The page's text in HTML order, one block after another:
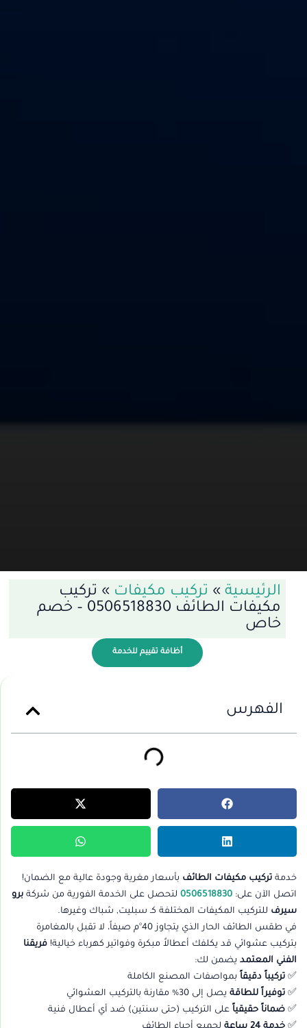
الرئيسية » تركيب مكيفات » تركيب
مكيفات الطائف 0506518830 – خصم
خاص
أظافة تقييم للخدمة
الفهرس
خدمة تركيب مكيفات الطائف بأسعار مغرية وجودة عالية مع الضمان!
اتصل الآن على: 0506518830 لتحصل على الخدمة الفورية من شركة برو
سيرف للتركيب المكيفات المختلفة كـ سبليت, شباك وغيرها.
في طقس الطائف الحار الذي يتجاوز 40°م صيفاً، لا تقبل بالمغامرة
بتركيب عشوائي قد يكلفك أعطالاً مبكرة وفواتير كهرباء خيالية! فريقنا
الفني المعتمد يضمن لك:
✅ تركيباً دقيقاً بمواصفات المصنع الكاملة
✅ توفيراً للطاقة يصل إلى 30% مقارنة بالتركيب العشوائي
✅ ضماناً حقيقياً على التركيب (حتى سنتين) ضد أي أعطال فنية